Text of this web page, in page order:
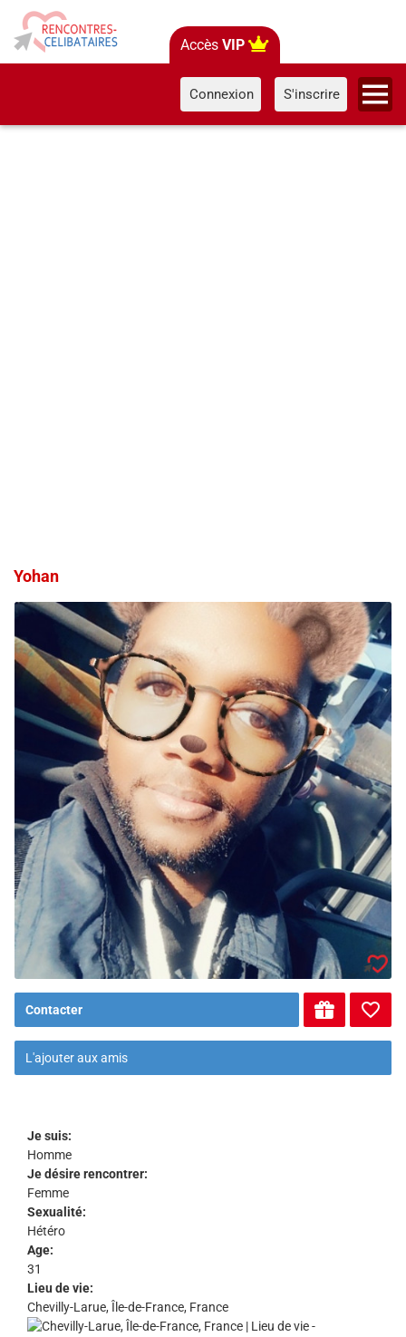
Accès VIP
Connexion S'inscrire
Yohan
Contacter
L'ajouter aux amis
Je suis:
Homme
Je désire rencontrer:
Femme
Sexualité:
Hétéro
Age:
31
Lieu de vie:
Chevilly-Larue, Île-de-France, France